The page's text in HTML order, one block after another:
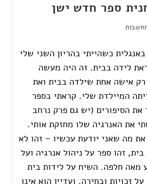
ספר חדש ישן
כשהייתי בהריון השני שלי
לקראת לידה בבית. זה היה מעשה
רק אישה אחת שילדה בבית ואת
המיילדת שלי. קראתי בספר
את הסיפורים (יש גם פרק נרחב
את האנרגיה שלו מחזקת אותי.
מה שאני יודעת עכשיו – זהו לא
זהו ספר על ניהול אנרגיה ועל
מאה חלפה. השיח על לידות בית
זכויות ובחירה. ועדיין הוא אינו